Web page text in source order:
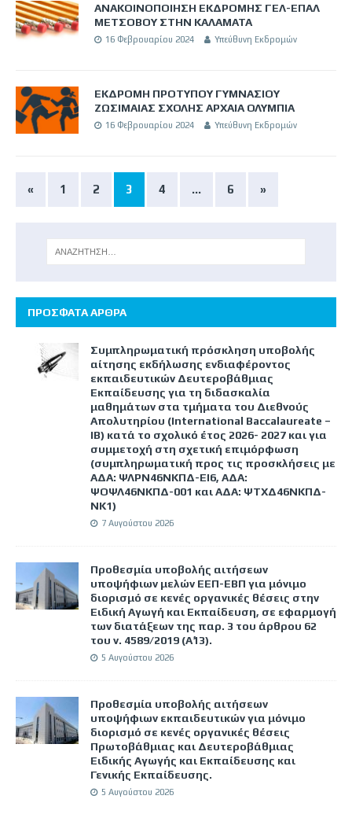
ΑΝΑΚΟΙΝΟΠΟΙΗΣΗ ΕΚΔΡΟΜΗΣ ΓΕΛ-ΕΠΑΛ
ΜΕΤΣΟΒΟΥ ΣΤΗΝ ΚΑΛΑΜΑΤΑ
16 Φεβρουαρίου 2024 Υπεύθυνη Εκδρομών
ΕΚΔΡΟΜΗ ΠΡΟΤΥΠΟΥ ΓΥΜΝΑΣΙΟΥ
ΖΩΣΙΜΑΙΑΣ ΣΧΟΛΗΣ ΑΡΧΑΙΑ ΟΛΥΜΠΙΑ
16 Φεβρουαρίου 2024 Υπεύθυνη Εκδρομών
« 1 2 3 4 … 6 »
ΠΡΟΣΦΑΤΑ ΑΡΘΡΑ
Συμπληρωματική πρόσκληση υποβολής
αίτησης εκδήλωσης ενδιαφέροντος
εκπαιδευτικών Δευτεροβάθμιας
Εκπαίδευσης για τη διδασκαλία
μαθημάτων στα τμήματα του Διεθνούς
Απολυτηρίου (International Baccalaureate –
IB) κατά το σχολικό έτος 2026- 2027 και για
συμμετοχή στη σχετική επιμόρφωση
(συμπληρωματική προς τις προσκλήσεις με
ΑΔΑ: ΨΛΡΝ46ΝΚΠΔ-ΕΙ6, ΑΔΑ:
ΨΟΨΛ46ΝΚΠΔ-001 και ΑΔΑ: ΨΤΧΔ46ΝΚΠΔ-
ΝΚ1)
7 Αυγούστου 2026
Προθεσμία υποβολής αιτήσεων
υποψήφιων μελών ΕΕΠ-ΕΒΠ για μόνιμο
διορισμό σε κενές οργανικές θέσεις στην
Ειδική Αγωγή και Εκπαίδευση, σε εφαρμογή
των διατάξεων της παρ. 3 του άρθρου 62
του ν. 4589/2019 (Α΄13).
5 Αυγούστου 2026
Προθεσμία υποβολής αιτήσεων
υποψήφιων εκπαιδευτικών για μόνιμο
διορισμό σε κενές οργανικές θέσεις
Πρωτοβάθμιας και Δευτεροβάθμιας
Ειδικής Αγωγής και Εκπαίδευσης και
Γενικής Εκπαίδευσης.
5 Αυγούστου 2026